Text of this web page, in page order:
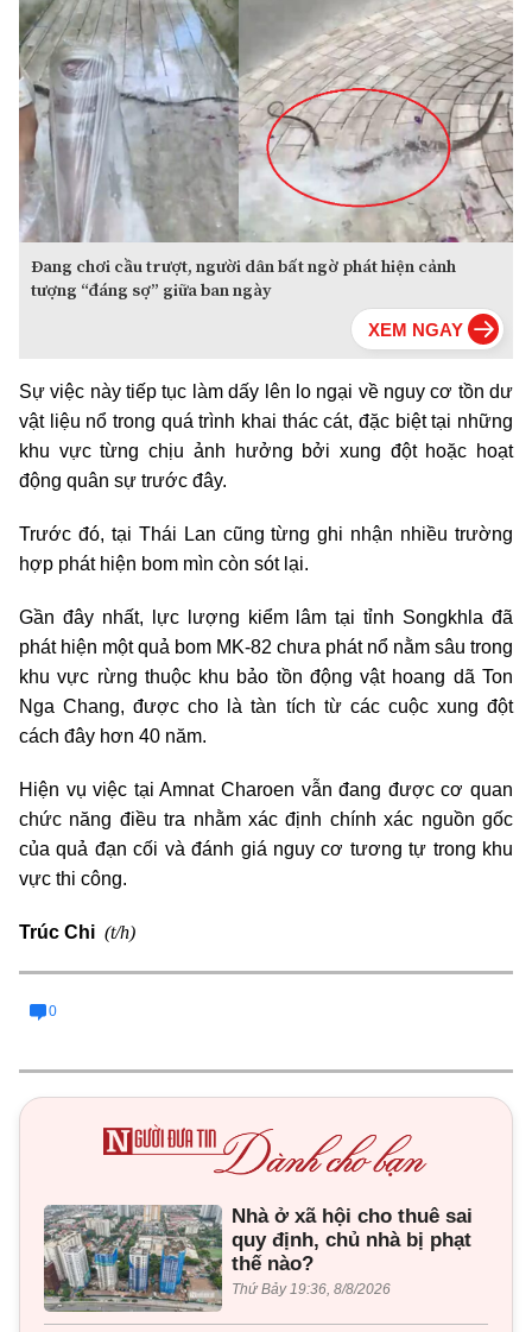
Đang chơi cầu trượt, người dân bất ngờ phát hiện cảnh
tượng “đáng sợ” giữa ban ngày
Sự việc này tiếp tục làm dấy lên lo ngại về nguy cơ tồn dư
vật liệu nổ trong quá trình khai thác cát, đặc biệt tại những
khu vực từng chịu ảnh hưởng bởi xung đột hoặc hoạt
động quân sự trước đây.
Trước đó, tại Thái Lan cũng từng ghi nhận nhiều trường
hợp phát hiện bom mìn còn sót lại.
Gần đây nhất, lực lượng kiểm lâm tại tỉnh Songkhla đã
phát hiện một quả bom MK-82 chưa phát nổ nằm sâu trong
khu vực rừng thuộc khu bảo tồn động vật hoang dã Ton
Nga Chang, được cho là tàn tích từ các cuộc xung đột
cách đây hơn 40 năm.
Hiện vụ việc tại Amnat Charoen vẫn đang được cơ quan
chức năng điều tra nhằm xác định chính xác nguồn gốc
của quả đạn cối và đánh giá nguy cơ tương tự trong khu
vực thi công.
Trúc Chi (t/h)
0
Nhà ở xã hội cho thuê sai
quy định, chủ nhà bị phạt
thế nào?
Thứ Bảy 19:36, 8/8/2026